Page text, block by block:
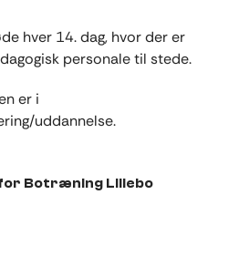
hver 14. dag, hvor der er
personale til stede.
er i
uddannelse.
Botræning Lillebo